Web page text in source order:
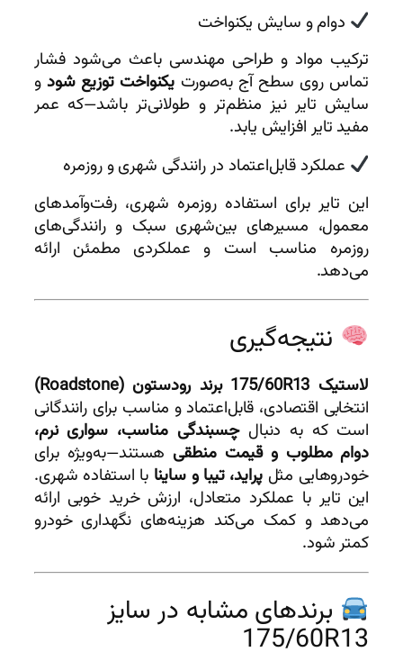
دوام و سایش یکنواخت
ترکیب مواد و طراحی مهندسی باعث می‌شود فشار
تماس روی سطح آج به‌صورت یکنواخت توزیع شودو
سایش تایر نیز منظم‌تر و طولانی‌تر باشد—که عمر
مفید تایر افزایش یابد.
عملکرد قابل‌اعتماد در رانندگی شهری و روزمره
این تایر برای استفاده روزمره شهری، رفت‌وآمدهای
معمول، مسیرهای بین‌‌شهری سبک و رانندگی‌های
روزمره مناسب است و عملکردی مطمئن ارائه
می‌دهد.
نتیجه‌گیری
لاستیک 175/60R13 برند رودستون (Roadstone)
انتخابی اقتصادی، قابل‌اعتماد و مناسب برای رانندگانی
است که به دنبالچسبندگی مناسب، سواری نرم،
دوام مطلوب و قیمت منطقی هستند—به‌ویژه برای
خودروهایی مثلپراید، تیبا و ساینا با استفاده شهری.
این تایر با عملکرد متعادل، ارزش خرید خوبی ارائه
می‌دهد و کمک می‌کند هزینه‌های نگهداری خودرو
کمتر شود.
برندهای مشابه در سایز
175/60R13